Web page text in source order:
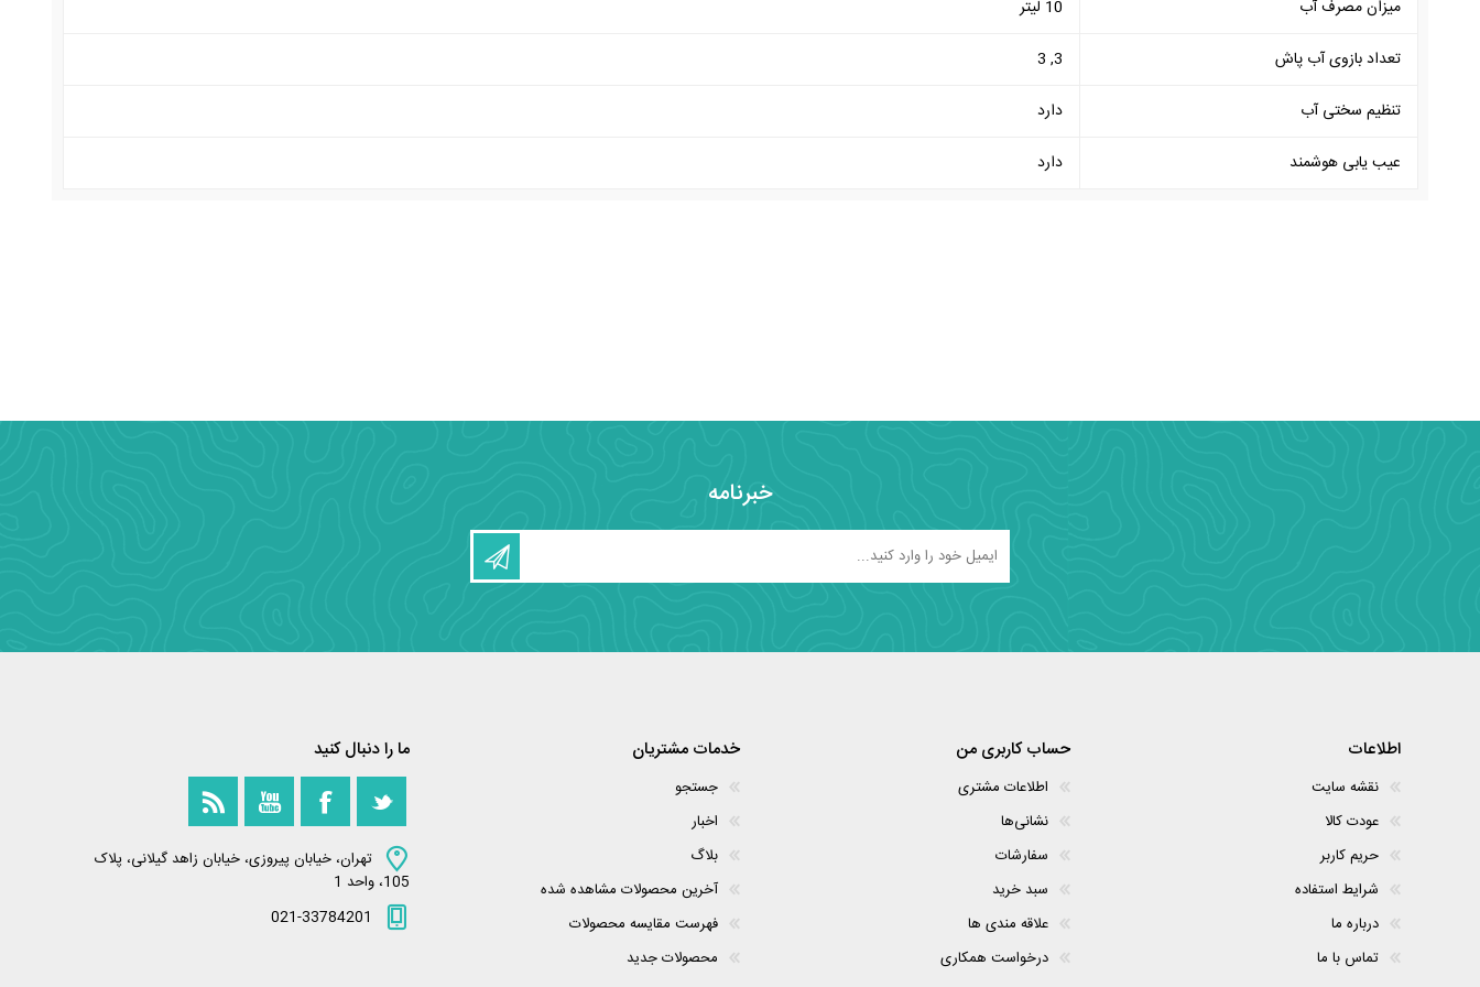
میزان مصرف آب
10 لیتر
تعداد بازوی آب پاش
3, 3
تنظیم سختی آب
دارد
عیب یابی هوشمند
دارد
خبرنامه
اطلاعات
نقشه سایت
عودت کالا
حریم کاربر
شرایط استفاده
درباره ما
تماس با ما
حساب کاربری من
اطلاعات مشتری
نشانی‌ها
سفارشات
سبد خرید
علاقه مندی ها
درخواست همکاری
خدمات مشتریان
جستجو
اخبار
بلاگ
آخرین محصولات مشاهده شده
فهرست مقایسه محصولات
محصولات جدید
ما را دنبال کنید
تهران، خیابان پیروزی، خیابان زاهد گیلانی، پلاک
105، واحد 1
021-33784201